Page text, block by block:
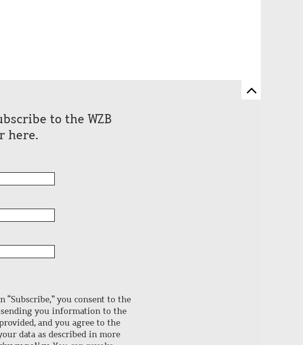
Scroll
to the WZB
here.
“Subscribe,” you consent to the
you information to the
and you agree to the
data as described in more